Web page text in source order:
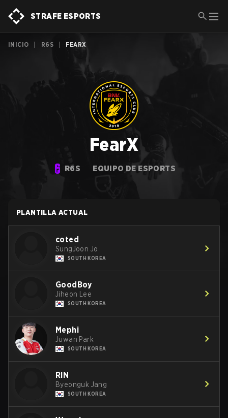
STRAFE ESPORTS
INICIO R6S FEARX
FearX
R6S EQUIPO DE ESPORTS
PLANTILLA ACTUAL
coted
SungJoon Jo
SOUTH KOREA
GoodBoy
Jiheon Lee
SOUTH KOREA
Mephi
Juwan Park
SOUTH KOREA
RIN
Byeonguk Jang
SOUTH KOREA